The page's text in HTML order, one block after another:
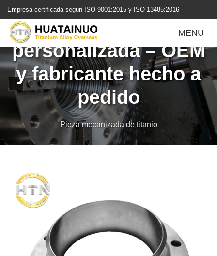
转
容
Empresa certificada según ISO 9001:2015 y ISO 13485:2016
MENU
Brida de titanio
personalizada – OEM
y fabricante hecho a
pedido
Pieza mecanizada de titanio